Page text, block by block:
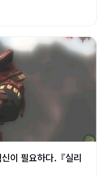
이 필요하다.『실리